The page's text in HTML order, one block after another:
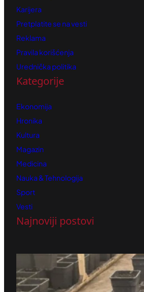
Karijera
Pretplatite se na vesti
Reklama
Pravila korišćenja
Urednička politika
Kategorije
Ekonomija
Hronika
Kultura
Magazin
Medicina
Nauka & Tehnologija
Sport
Vesti
Najnoviji postovi